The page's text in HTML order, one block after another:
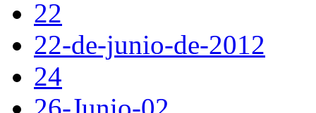
22
22-de-junio-de-2012
24